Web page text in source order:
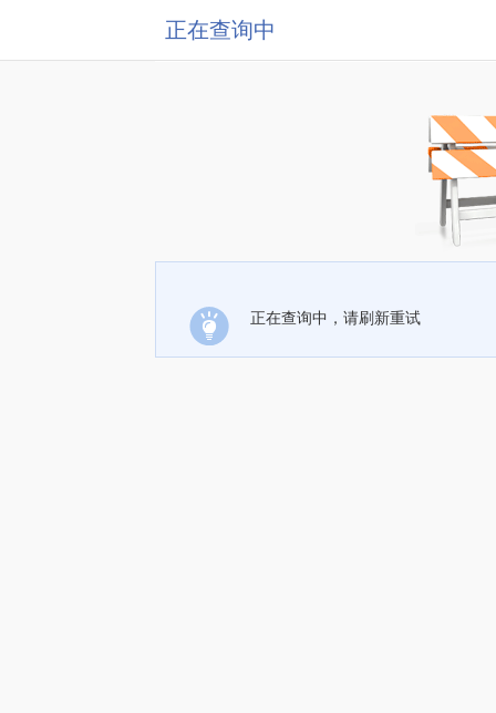
正在查询中
正在查询中，请刷新重试